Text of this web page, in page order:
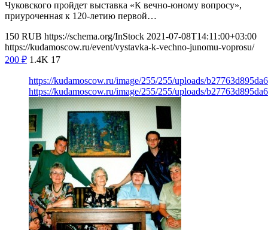
Чуковского пройдет выставка «К вечно-юному вопросу»,
приуроченная к 120-летию первой…
150 RUB https://schema.org/InStock 2021-07-08T14:11:00+03:00
https://kudamoscow.ru/event/vystavka-k-vechno-junomu-voprosu/
200 ₽ 1.4K 17
https://kudamoscow.ru/image/255/255/uploads/
https://kudamoscow.ru/image/255/255/uploads/